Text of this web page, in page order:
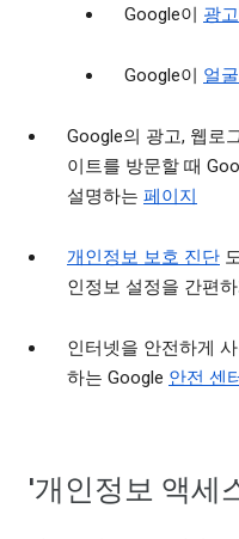
Google이 광고
Google이 얼
Google의 광고, 웹로
이트를 방문할 때
설명하는 페이지
개인정보 보호 진단
인정보 설정을 간편
인터넷을 안전하게
하는 Google 안전 센
'개인정보 액세